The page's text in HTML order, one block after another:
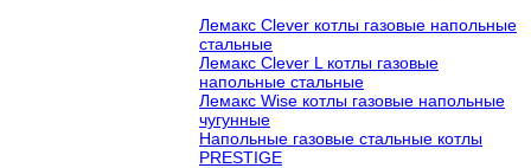
Лемакс Clever котлы газовые напольные
стальные
Лемакс Clever L котлы газовые
напольные стальные
Лемакс Wise котлы газовые напольные
чугунные
Напольные газовые стальные котлы
PRESTIGE